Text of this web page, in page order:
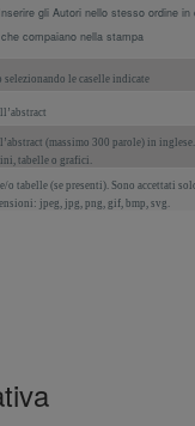
gli Autori nello stesso ordine in
compaiano nella stampa
selezionando le caselle indicate
(massimo 300 parole) in
tabelle o grafici.
o tabelle (se presenti).Sono accettati
jpeg, jpg, png, gif, bmp, svg.